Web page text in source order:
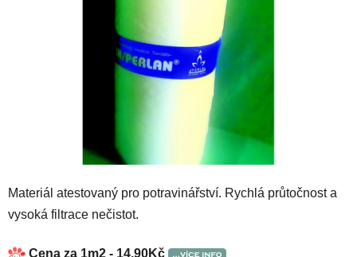
Materiál atestovaný pro potravinářství. Rychlá průtočnost a
vysoká filtrace nečistot.
Cena za 1m2 - 14,90Kč